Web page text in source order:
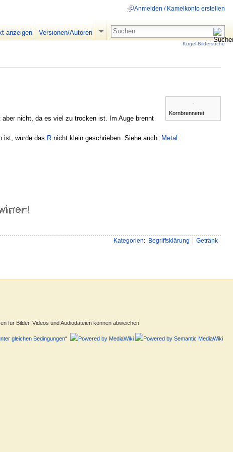
Kornbrennerei
nicht, da es viel zu trocken ist. Im Auge brennt
ist, wurde das R nicht klein geschrieben. Siehe auch: Metal
Kategorien: Begriffsklärung Getränk
Anmelden / Kamelkonto erstellen
anzeigen Versionen/Autoren
Kugel-Bildersuche
für Bilder, Videos und Audiodateien können abweichen.